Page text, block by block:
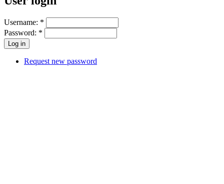
Username: *
Password: *
Request new password